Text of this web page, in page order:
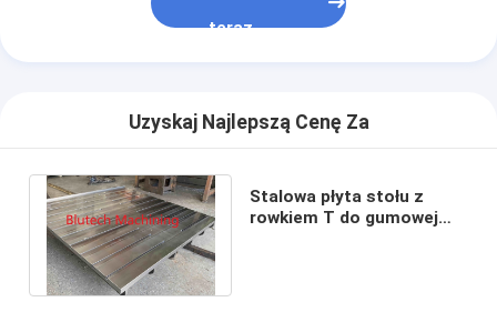
teraz
Uzyskaj Najlepszą Cenę Za
Stalowa płyta stołu z
rowkiem T do gumowej